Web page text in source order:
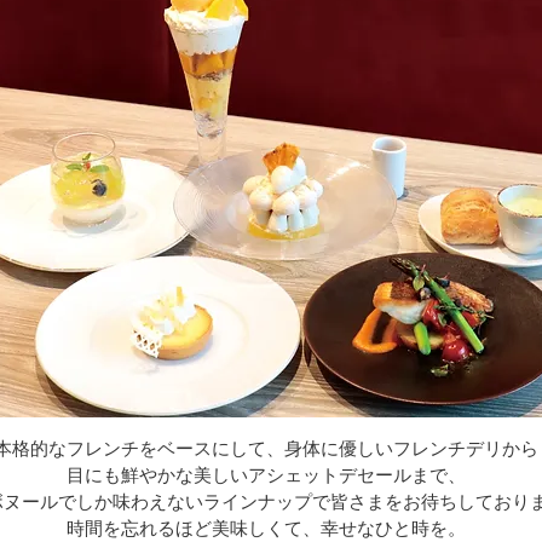
格的なフレンチをベースにして、身体に優しいフレンチデリから
目にも鮮やかな美しいアシェットデセールまで、
ールでしか味わえないラインナップで皆さまをお待ちしており
時間を忘れるほど美味しくて、幸せなひと時を。